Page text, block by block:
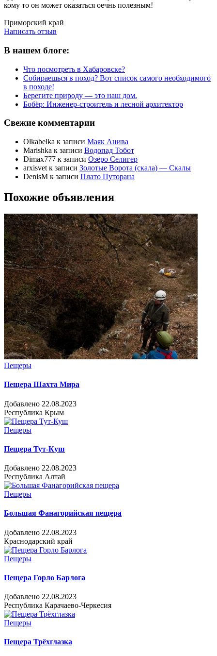
кому то он может оказаться оечнь полезным!
Приморский край
Написать отзыв
В нашем блоге:
Что посмотреть в Хабаровске?
Собираешься в поход? Вот список самого необходимого
в походе!
Берегите природу — это наш дом.
Бобёр: Инженер-строитель и лесной архитектор
Свежие комментарии
Olkabelka к записи Маяк Анива
Marishka к записи Водопад Тобот
Dimax777 к записи Озеро Селигер
arxisvet к записи Золотые Ворота (скала) — Скалы
DenisM к записи Плато Путорана
Похожие объявления
Пещеры
Пещера Шахта Мира
Добавлено 22.08.2023
Республика Крым
Пещеры
Пещера Тут-Куш
Добавлено 22.08.2023
Республика Алтай
Пещеры
Большая Фанагорийская пещера
Добавлено 22.08.2023
Краснодарский край
Пещеры
Пещера Горло Барлога
Добавлено 22.08.2023
Республика Карачаево-Черкесия
Пещеры
Пещера Трёхглазка